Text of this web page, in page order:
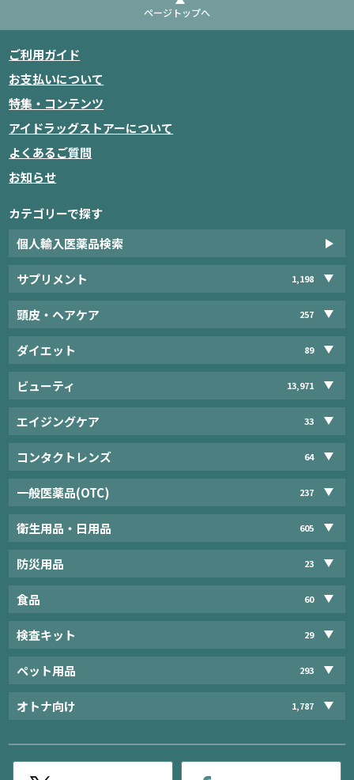
ページトップへ
ご利用ガイド
お支払いについて
特集・コンテンツ
アイドラッグストアーについて
よくあるご質問
お知らせ
カテゴリーで探す
個人輸入医薬品検索
サプリメント 1,198
頭皮・ヘアケア 257
ダイエット 89
ビューティ 13,971
エイジングケア 33
コンタクトレンズ 64
一般医薬品(OTC) 237
衛生用品・日用品 605
防災用品 23
食品 60
検査キット 29
ペット用品 293
オトナ向け 1,787